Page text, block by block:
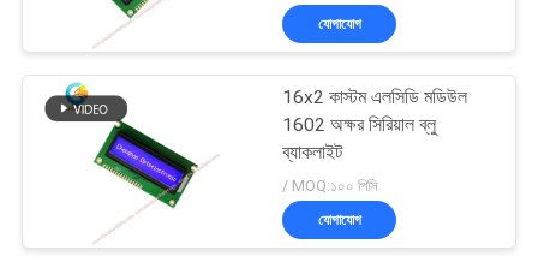
প্রতিরোধী এলসিডি ডিসপ্লে
35
যোগাযোগ
16x2 কাস্টম এলসিডি মডিউল
1602 অক্ষর সিরিয়াল ব্লু
ব্যাকলাইট
/ MOQ:১০০ পিসি
যোগাযোগ